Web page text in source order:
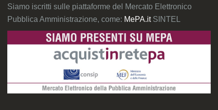
Siamo iscritti sulle piattaforme del Mercato Elettronico
Pubblica Amministrazione, come: MePA.it SINTEL